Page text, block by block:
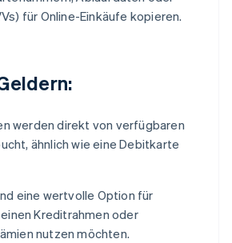
für Online-Einkäufe kopieren.
werden direkt von verfügbaren
ähnlich wie eine Debitkarte
eine wertvolle Option für
Kreditrahmen oder
nutzen möchten.